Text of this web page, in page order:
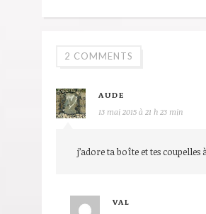
2 COMMENTS
AUDE
13 mai 2015 à 21 h 23 min
j’adore ta boîte et tes coupelles
VAL